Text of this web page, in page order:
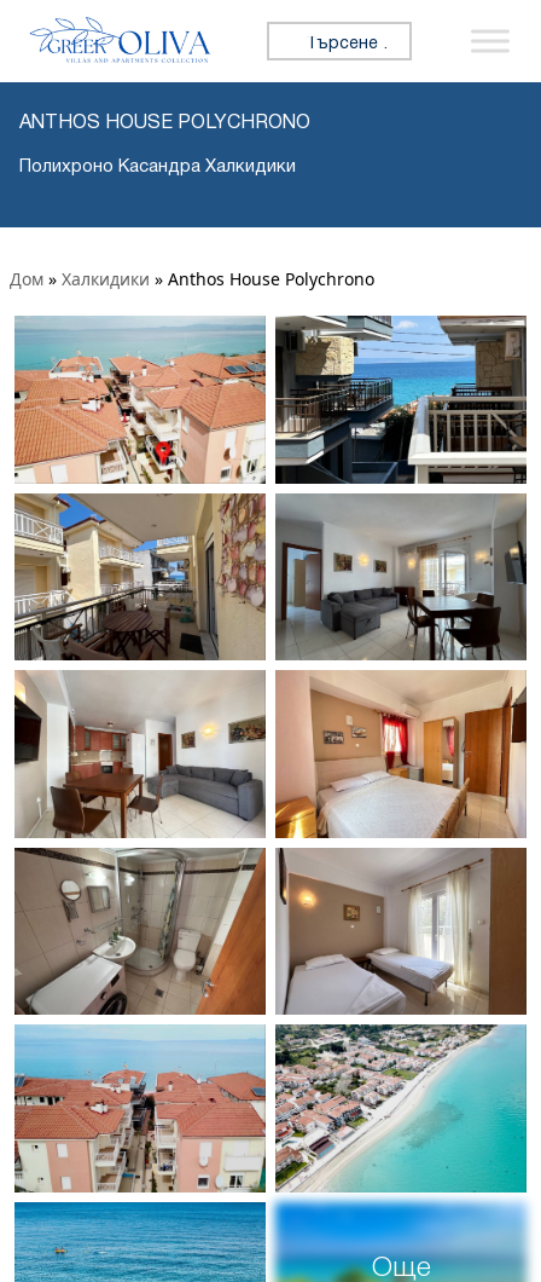
Търсене за:
ANTHOS HOUSE POLYCHRONO
Полихроно Касандра Халкидики
Дом » Халкидики » Anthos House Polychrono
Още